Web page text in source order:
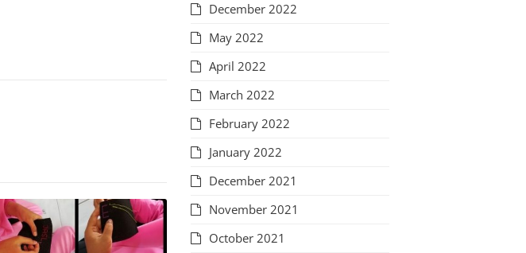
December 2022
May 2022
April 2022
March 2022
February 2022
January 2022
December 2021
November 2021
October 2021